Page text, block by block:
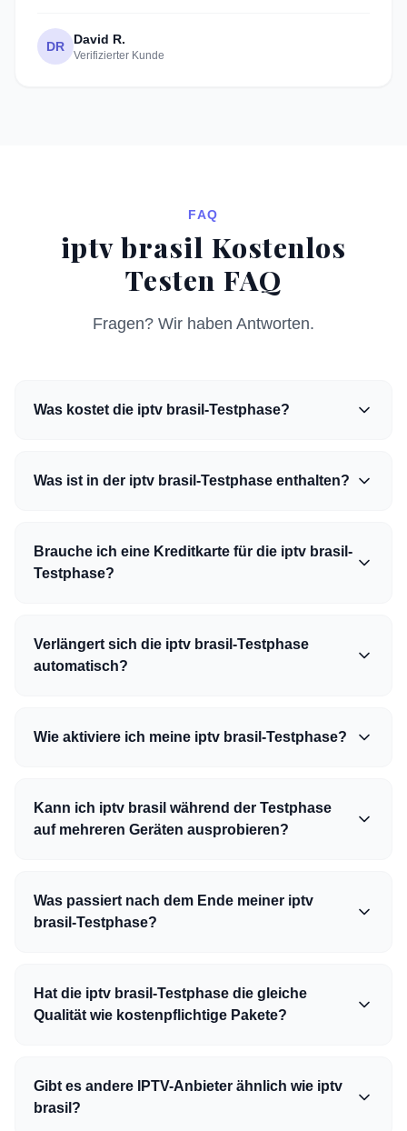
DR David R.
Verifizierter Kunde
FAQ
iptv brasil Kostenlos
Testen FAQ
Fragen? Wir haben Antworten.
Was kostet die iptv brasil-Testphase?
Was ist in der iptv brasil-Testphase enthalten?
Brauche ich eine Kreditkarte für die iptv brasil-
Testphase?
Verlängert sich die iptv brasil-Testphase
automatisch?
Wie aktiviere ich meine iptv brasil-Testphase?
Kann ich iptv brasil während der Testphase
auf mehreren Geräten ausprobieren?
Was passiert nach dem Ende meiner iptv
brasil-Testphase?
Hat die iptv brasil-Testphase die gleiche
Qualität wie kostenpflichtige Pakete?
Gibt es andere IPTV-Anbieter ähnlich wie iptv
brasil?